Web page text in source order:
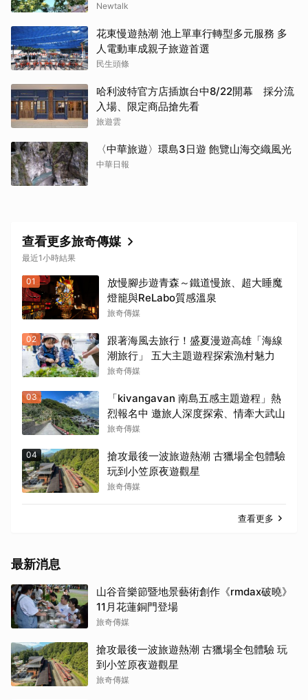
Newtalk
花東慢遊熱潮 池上單車行轉型多元服務 多
人電動車成親子旅遊首選
民生頭條
哈利波特官方店插旗台中8/22開幕 採分流
入場、限定商品搶先看
旅遊雲
〈中華旅遊〉環島3日遊 飽覽山海交織風光
中華日報
查看更多旅奇傳媒
最近1小時結果
01
放慢腳步遊青森～鐵道慢旅、超大睡魔
燈籠與ReLabo質感溫泉
旅奇傳媒
02
跟著海風去旅行！盛夏漫遊高雄「海線
潮旅行」 五大主題遊程探索漁村魅力
旅奇傳媒
03
「kivangavan 南島五感主題遊程」熱
烈報名中 邀旅人深度探索、情牽大武山
旅奇傳媒
04
搶攻最後一波旅遊熱潮 古獵場全包體驗
玩到小笠原夜遊觀星
旅奇傳媒
查看更多
最新消息
山谷音樂節暨地景藝術創作《rmdax破曉》
11月花蓮銅門登場
旅奇傳媒
搶攻最後一波旅遊熱潮 古獵場全包體驗 玩
到小笠原夜遊觀星
旅奇傳媒